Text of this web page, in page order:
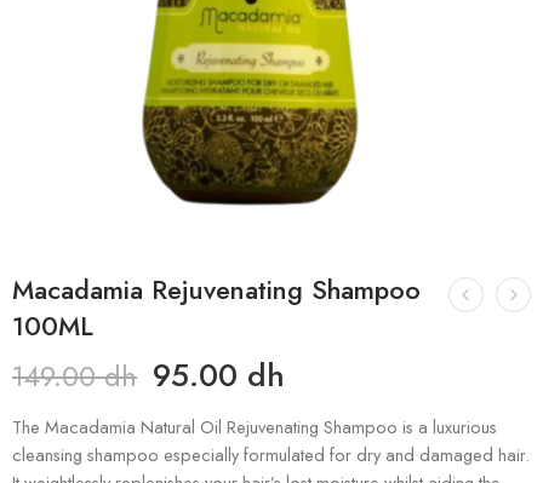
Macadamia Rejuvenating Shampoo
100ML
149.00dh 95.00 dh
The Macadamia Natural Oil Rejuvenating Shampoo is a luxurious
cleansing shampoo especially formulated for dry and damaged hair.